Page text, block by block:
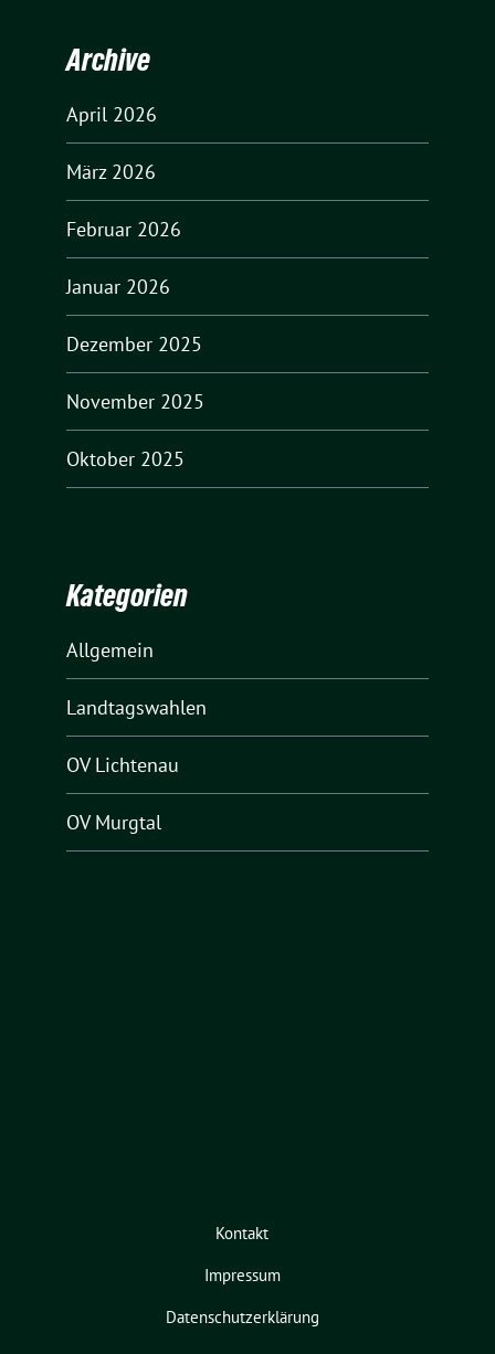
Archive
April 2026
März 2026
Februar 2026
Januar 2026
Dezember 2025
November 2025
Oktober 2025
Kategorien
Allgemein
Landtagswahlen
OV Lichtenau
OV Murgtal
Kontakt
Impressum
Datenschutzerklärung